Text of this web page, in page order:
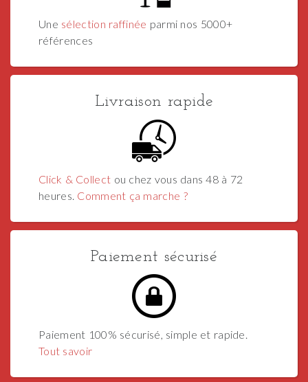
Une sélection raffinée parmi nos 5000+
références
Livraison rapide
Click & Collect ou chez vous dans 48 à 72
heures. Comment ça marche ?
Paiement sécurisé
Paiement 100% sécurisé, simple et rapide.
Tout savoir